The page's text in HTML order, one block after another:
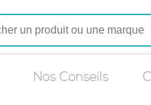
Nos Conseils